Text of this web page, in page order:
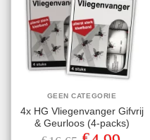
GEEN CATEGORIE
4x HG Vliegenvanger Gifvrij
& Geurloos (4-packs)
Oorspronkelijke
Huidige